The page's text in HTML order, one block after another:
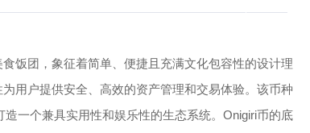
饭团，象征着简单、便捷且充满文化包容性的设计理
用户提供安全、高效的资产管理和交易体验。该币种
一个兼具实用性和娱乐性的生态系统。Onigiri币的底